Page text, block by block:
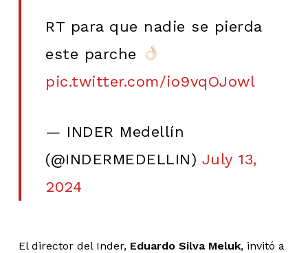
RT para que nadie se pierda
este parche
pic.twitter.com/io9vqOJowl
— INDER Medellín
(@INDERMEDELLIN) July 13,
2024
El director del Inder, Eduardo Silva Meluk, invitó a